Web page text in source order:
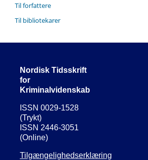
Til forfattere
Til bibliotekarer
Nordisk Tidsskrift
for
Kriminalvidenskab
ISSN 0029-1528
(Trykt)
ISSN 2446-3051
(Online)
Tilgængelighedserklæring